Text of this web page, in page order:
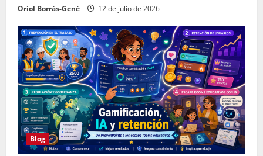
Oriol Borrás-Gené 12 de julio de 2026
Blog